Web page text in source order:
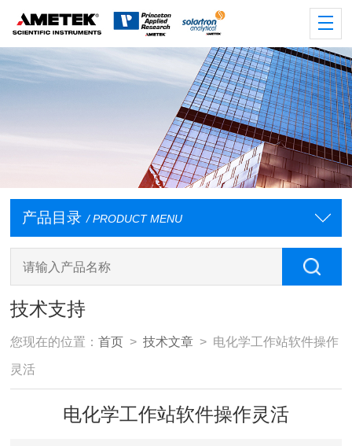
产品目录 / PRODUCT MENU
技术支持
您现在的位置：首页 >技术文章 > 电化学工作站软件操作
灵活
电化学工作站软件操作灵活